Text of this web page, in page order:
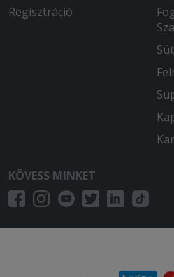
Időben ki ért a kaja és
volt. Ajánlom
Gyors, pontos
Gyors kiszállítás,
2025-10-31 - :
A leves savanyú volt.
visszatéritenék az
Ehetetlen volt a pizza
Regisztráció
KÖVESS MINKET